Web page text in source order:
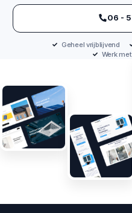
‪06 -
Geheel vrijblijvend
Werk